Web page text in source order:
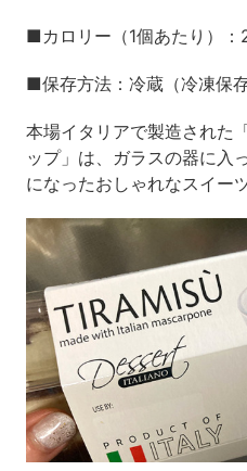
■カロリー（1個あたり）
■保存方法：冷蔵（冷凍保存
本場イタリアで製造された
ップ」は、ガラスの器に入
になったおしゃれなスイーツ